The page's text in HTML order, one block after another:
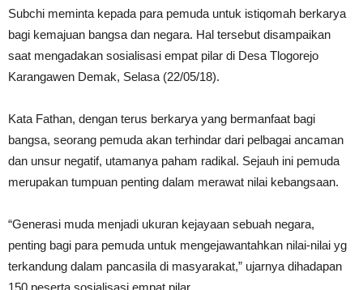
Subchi meminta kepada para pemuda untuk istiqomah berkarya
bagi kemajuan bangsa dan negara. Hal tersebut disampaikan
saat mengadakan sosialisasi empat pilar di Desa Tlogorejo
Karangawen Demak, Selasa (22/05/18).
Kata Fathan, dengan terus berkarya yang bermanfaat bagi
bangsa, seorang pemuda akan terhindar dari pelbagai ancaman
dan unsur negatif, utamanya paham radikal. Sejauh ini pemuda
merupakan tumpuan penting dalam merawat nilai kebangsaan.
“Generasi muda menjadi ukuran kejayaan sebuah negara,
penting bagi para pemuda untuk mengejawantahkan nilai-nilai yg
terkandung dalam pancasila di masyarakat,” ujarnya dihadapan
150 peserta sosialisasi empat pilar.